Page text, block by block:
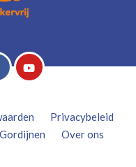
Privacybeleid
Gordijnen
Over ons